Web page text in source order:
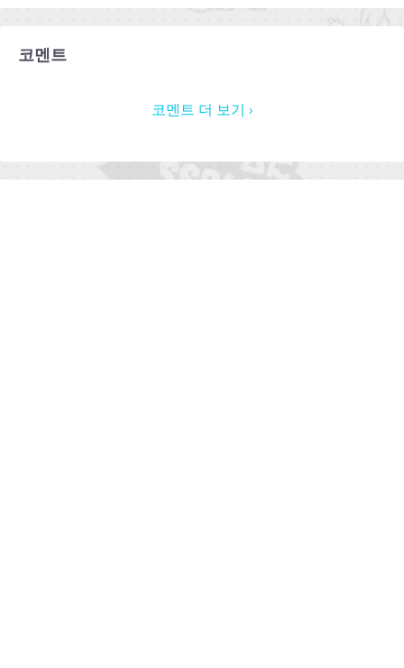
코멘트
코멘트 더 보기 ›